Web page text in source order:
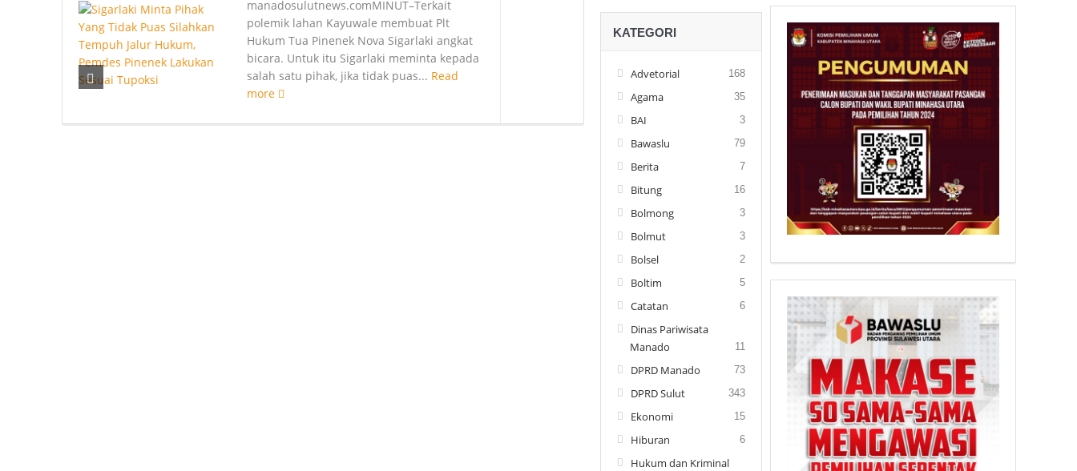
manadosulutnews.comMINUT–Terkait
polemik lahan Kayuwale membuat Plt
Hukum Tua Pinenek Nova Sigarlaki angkat
bicara. Untuk itu Sigarlaki meminta kepada
salah satu pihak, jika tidak puas... Read
more
KATEGORI
Advetorial 168
Agama 35
BAI 3
Bawaslu 79
Berita 7
Bitung 16
Bolmong 3
Bolmut 3
Bolsel 2
Boltim 5
Catatan 6
Dinas Pariwisata
Manado
11
DPRD Manado 73
DPRD Sulut 343
Ekonomi 15
Hiburan 6
Hukum dan Kriminal